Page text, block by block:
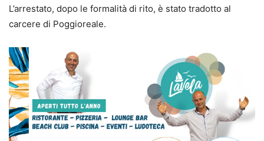
L’arrestato, dopo le formalità di rito, è stato tradotto al
carcere di Poggioreale.